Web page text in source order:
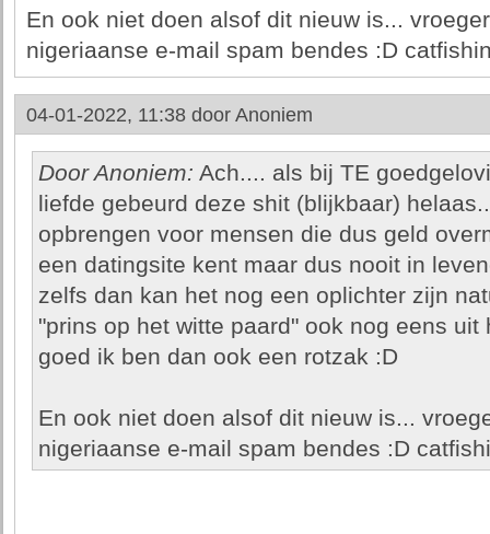
En ook niet doen alsof dit nieuw is...
nigeriaanse e-mail spam bendes :D
04-01-2022, 11:38 door Anoniem
Door Anoniem: Ach.... als bij TE
liefde gebeurd deze shit (blijkbaar)
opbrengen voor mensen die dus geld
een datingsite kent maar dus nooit in
zelfs dan kan het nog een oplichter zijn
"prins op het witte paard" ook nog eens
goed ik ben dan ook een rotzak :D
En ook niet doen alsof dit nieuw is...
nigeriaanse e-mail spam bendes :D